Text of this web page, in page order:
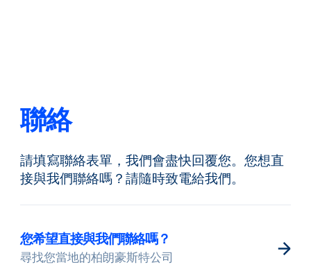
搜尋... ZH
產品
更改語言
聯絡
請填寫聯絡表單，我們會盡快回覆您。您想直
接與我們聯絡嗎？請隨時致電給我們。
您希望直接與我們聯絡嗎？
尋找您當地的柏朗豪斯特公司